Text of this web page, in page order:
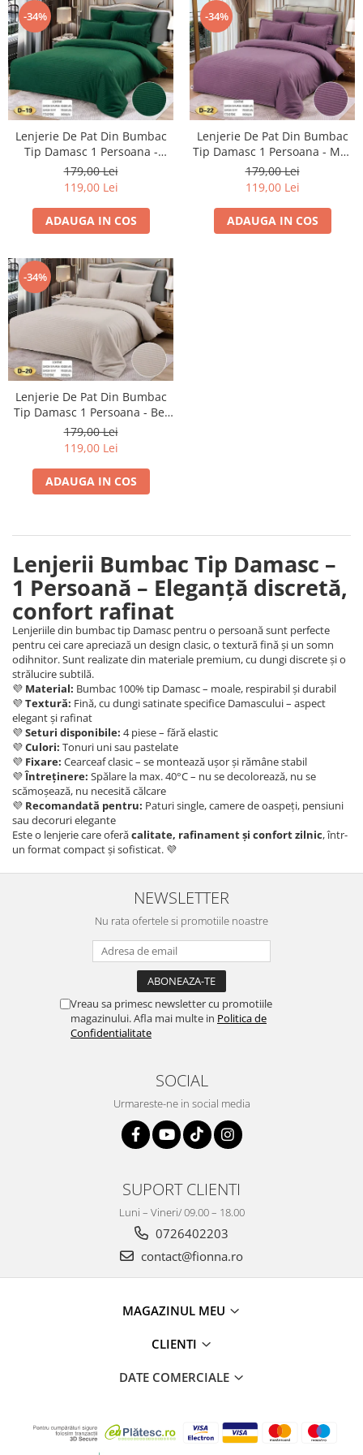
-34%
Lenjerie De Pat Din Bumbac
Tip Damasc 1 Persoana -
Verde
179,00 Lei
119,00 Lei
ADAUGA IN COS
-34%
Lenjerie De Pat Din Bumbac
Tip Damasc 1 Persoana - Mov
Pal
179,00 Lei
119,00 Lei
ADAUGA IN COS
-34%
Lenjerie De Pat Din Bumbac
Tip Damasc 1 Persoana - Bej
Elegant
179,00 Lei
119,00 Lei
ADAUGA IN COS
Lenjerii Bumbac Tip Damasc –
1 Persoană – Eleganță discretă,
confort rafinat
Lenjeriile din bumbac tip Damasc pentru o persoană sunt perfecte
pentru cei care apreciază un design clasic, o textură fină și un somn
odihnitor. Sunt realizate din materiale premium, cu dungi discrete și o
strălucire subtilă.
💜 Material: Bumbac 100% tip Damasc – moale, respirabil și durabil
💜Textură: Fină, cu dungi satinate specifice Damascului – aspect
elegant și rafinat
💜Seturi disponibile: 4 piese – fără elastic
💜Culori: Tonuri uni sau pastelate
💜 Fixare: Cearceaf clasic – se montează ușor și rămâne stabil
💜Întreținere: Spălare la max. 40°C – nu se decolorează, nu se
scămoșează, nu necesită călcare
💜 Recomandată pentru: Paturi single, camere de oaspeți, pensiuni
sau decoruri elegante
Este o lenjerie care oferăcalitate, rafinament și confort zilnic, într-
un format compact și sofisticat. 💜
NEWSLETTER
Nu rata ofertele si promotiile noastre
Vreau sa primesc newsletter cu promotiile
magazinului. Afla mai multe in Politica de
Confidentialitate
SOCIAL
Urmareste-ne in social media
SUPORT CLIENTI
Luni – Vineri/ 09.00 – 18.00
0726402203
contact@fionna.ro
MAGAZINUL MEU
CLIENTI
DATE COMERCIALE